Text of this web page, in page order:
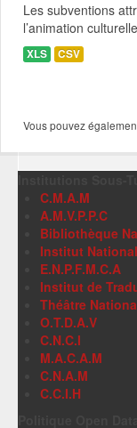
Les subventions
l’animation
XLS CSV
Vous pouvez
C.M.A.M
A.M.V.P.P.C
Bibliothèque
Institut
E.N.P.F.M.C.A
Institut de
Théâtre
O.T.D.A.V
C.N.C.I
M.A.C.A.M
C.N.A.M
C.C.I.H